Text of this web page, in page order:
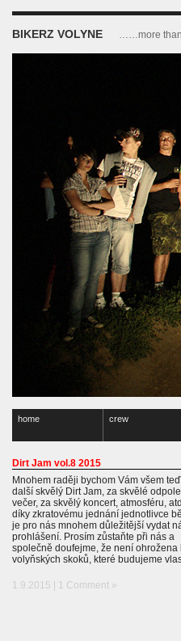
BIKERZ VOLYNE ……more
home crew
Dirt Jam vol.8 2015
Mnohem raději bychom Vám všem
další skvělý Dirt Jam, za skvělé
večer, za skvělý koncert, atmosféru,
díky zkratovému jednání jednotlivce
je pro nás mnohem důležitější vydat
prohlášení. Prosím zůstaňte při nás a
společně doufejme, že není ohrožena
volyňských skoků, které budujeme
1.9.2015 | 1 Comment »